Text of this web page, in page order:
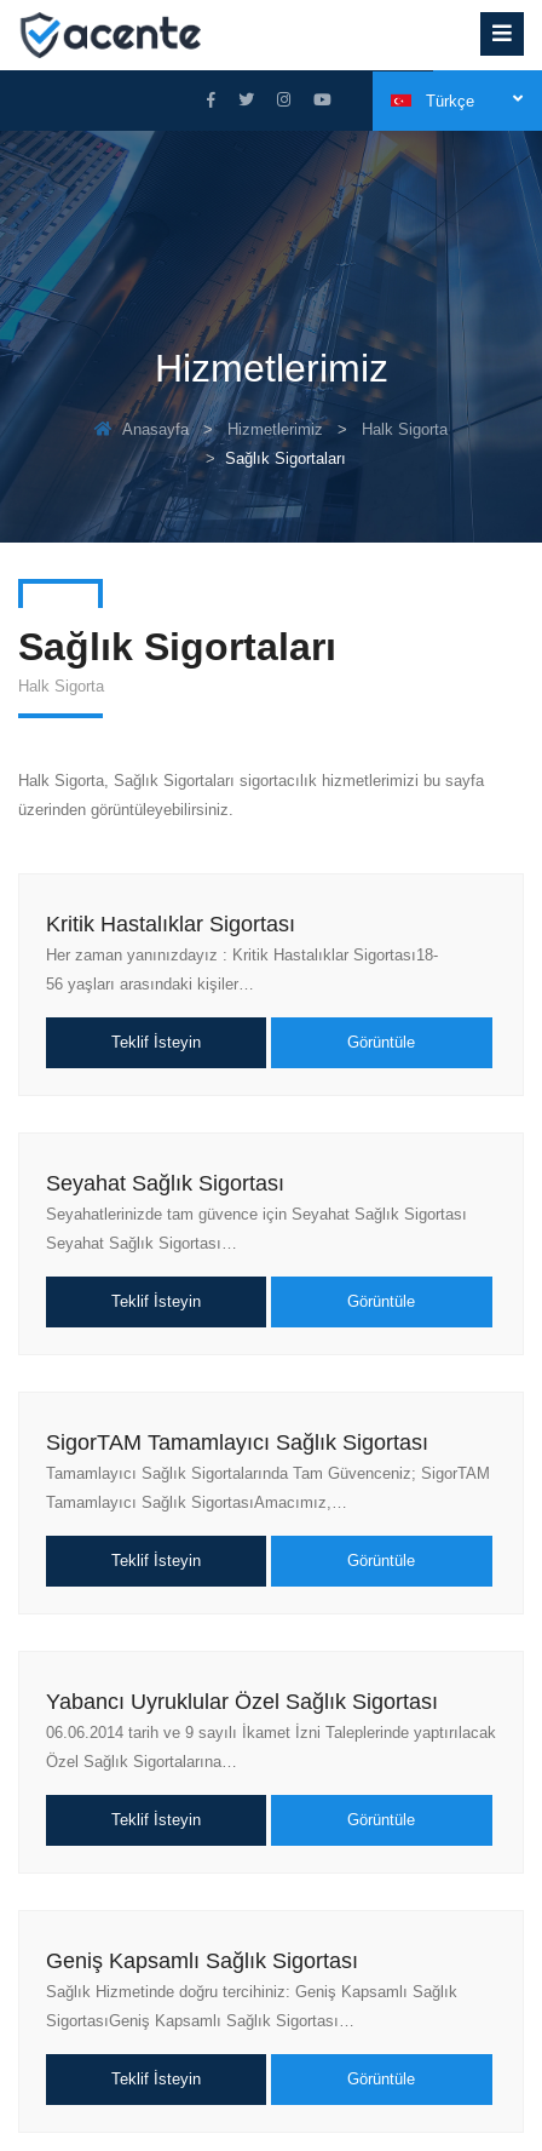
Türkçe
Hizmetlerimiz
Anasayfa Hizmetlerimiz
Halk Sigorta
Sağlık Sigortaları
Sağlık Sigortaları
Halk Sigorta
Halk Sigorta, Sağlık Sigortaları sigortacılık hizmetlerimizi bu sayfa
üzerinden görüntüleyebilirsiniz.
Kritik Hastalıklar Sigortası
Her zaman yanınızdayız : Kritik Hastalıklar Sigortası18-
56 yaşları arasındaki kişiler…
Teklif İsteyin Görüntüle
Seyahat Sağlık Sigortası
Seyahatlerinizde tam güvence için Seyahat Sağlık Sigortası
Seyahat Sağlık Sigortası…
Teklif İsteyin Görüntüle
SigorTAM Tamamlayıcı Sağlık Sigortası
Tamamlayıcı Sağlık Sigortalarında Tam Güvenceniz; SigorTAM
Tamamlayıcı Sağlık SigortasıAmacımız,…
Teklif İsteyin Görüntüle
Yabancı Uyruklular Özel Sağlık Sigortası
06.06.2014 tarih ve 9 sayılı İkamet İzni Taleplerinde yaptırılacak
Özel Sağlık Sigortalarına…
Teklif İsteyin Görüntüle
Geniş Kapsamlı Sağlık Sigortası
Sağlık Hizmetinde doğru tercihiniz: Geniş Kapsamlı Sağlık
SigortasıGeniş Kapsamlı Sağlık Sigortası…
Teklif İsteyin Görüntüle